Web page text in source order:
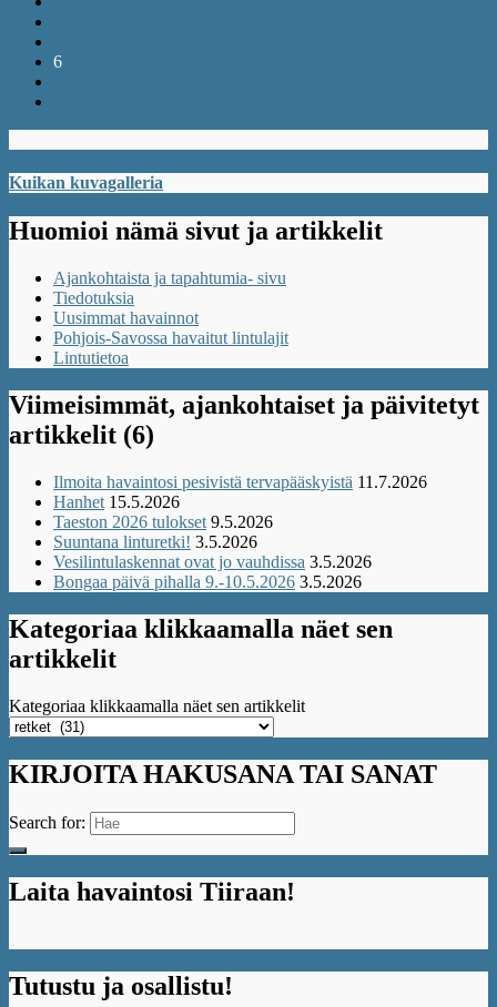
6
Kuikan kuvagalleria
Huomioi nämä sivut ja artikkelit
Ajankohtaista ja tapahtumia- sivu
Tiedotuksia
Uusimmat havainnot
Pohjois-Savossa havaitut lintulajit
Lintutietoa
Viimeisimmät, ajankohtaiset ja päivitetyt
artikkelit (6)
Ilmoita havaintosi pesivistä tervapääskyistä 11.7.2026
Hanhet 15.5.2026
Taeston 2026 tulokset 9.5.2026
Suuntana linturetki! 3.5.2026
Vesilintulaskennat ovat jo vauhdissa 3.5.2026
Bongaa päivä pihalla 9.-10.5.2026 3.5.2026
Kategoriaa klikkaamalla näet sen
artikkelit
Kategoriaa klikkaamalla näet sen artikkelit
KIRJOITA HAKUSANA TAI SANAT
Search for:
Laita havaintosi Tiiraan!
Tutustu ja osallistu!